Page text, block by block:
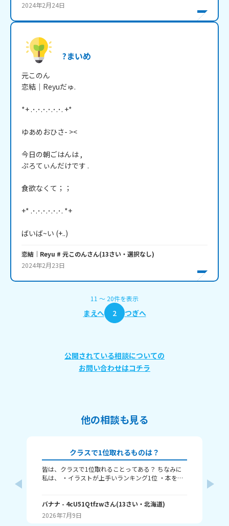
2024年2月24日
?まいめ
元このん
恋結｜Reyuだゅ.
*+ .･.･.･.･.･.･. +*
ゆあめおひさ- ><
今日の朝ごはんは ,
ぷろてぃんだけです .
食欲なくて；；
+* .･.･.･.･.･.･. *+
ばいば~い (+..)
恋結｜Reyu # 元このんさん(13さい・ 選択なし)
2024年2月23日
11 〜 20件を表示
まえへ 2 つぎへ
公開されている相談についての
お問い合わせはコチラ
他の相談も見る
クラスで1位取れるものは？
皆は、クラスで1位取れることってある？ ちなみに
私は、 ・イラストが上手いランキング1位 ・本を読
ングで1位取れる？ 書いてくれたら嬉しいです！ じ
ゃね。
バナナ - 4cU51Qtfzwさん(13さい・ 北海道)
2026年7月9日